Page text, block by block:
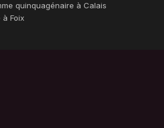
quinquagénaire à Calais
à Foix